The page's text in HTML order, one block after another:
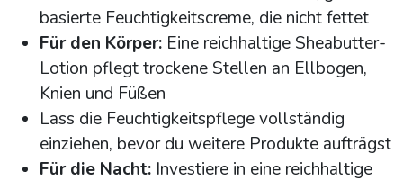
basierte Feuchtigkeitscreme, die nicht fettet
Für den Körper: Eine reichhaltige Sheabutter-
Lotion pflegt trockene Stellen an Ellbogen,
Knien und Füßen
Lass die Feuchtigkeitspflege vollständig
einziehen, bevor du weitere Produkte aufträgst
Für die Nacht: Investiere in eine reichhaltige